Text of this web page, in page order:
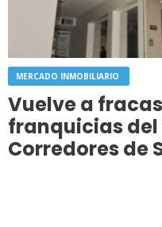
MERCADO INMOBILIARIO
Vuelve a
franquicias del
Corredores de